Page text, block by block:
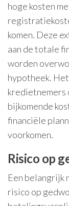
hoge kosten
komen. Deze
aan de totale
worden
hypotheek.
kredietnemers
bijkomende
financiële
voorkomen.
Risico op
Een belangrijk
risico op